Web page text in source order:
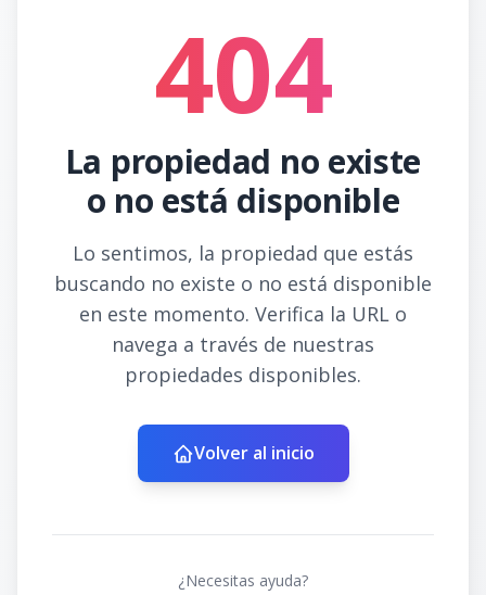
404
La propiedad no existe
o no está disponible
Lo sentimos, la propiedad que estás
buscando no existe o no está disponible
en este momento. Verifica la URL o
navega a través de nuestras
propiedades disponibles.
Volver al inicio
¿Necesitas ayuda?